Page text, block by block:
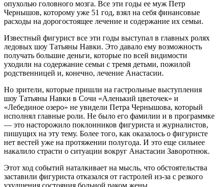
опухолью головного мозга. Все эти годы ее муж Петр
Чернышов, которому уже 51 год, взял на себя финансовые
расходы на дорогостоящее лечение и содержание их семьи.
Известный фигурист все эти годы выступал в главных ролях
ледовых шоу Татьяны Навки. Это давало ему возможность
получать большие деньги, которые по всей видимости
уходили на содержание семьи с тремя детьми, пожилой
родственницей и, конечно, лечение Анастасии.
Но зрители, которые пришли на гастрольные выступления
шоу Татьяны Навки в Сочи «Аленький цветочек» и
«Лебединое озеро» не увидели Петра Чернышова, который
исполнял главные роли. Не было его фамилии и в программке
— это насторожило поклонников фигуриста и журналистов,
пишущих на эту тему. Более того, как оказалось о фигуристе
нет вестей уже на протяжении полугода. И это еще сильнее
накалило страсти о ситуации вокруг Анастасии Заворотнюк.
Этот ход событий наталкивает на мысль, что обстоятельства
заставили фигуриста отказался от гастролей из-за с резкого
ухудшения состояния больной раком жены.